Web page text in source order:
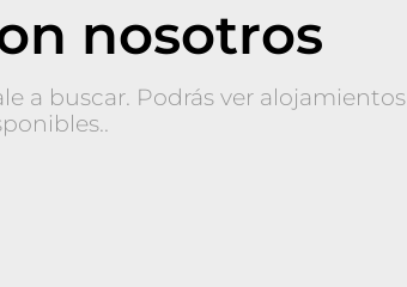
nosotros
a buscar. Podrás ver alojamientos